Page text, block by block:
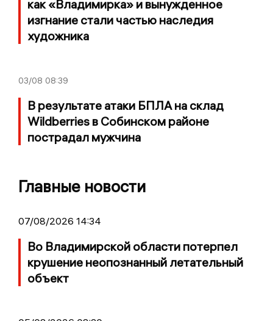
как «Владимирка» и вынужденное
изгнание стали частью наследия
художника
03/08 08:39
В результате атаки БПЛА на склад
Wildberries в Собинском районе
пострадал мужчина
Главные новости
07/08/2026 14:34
Во Владимирской области потерпел
крушение неопознанный летательный
объект